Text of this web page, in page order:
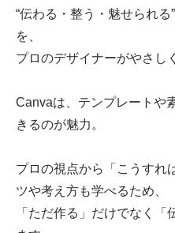
“伝わる・整う・魅せられ
を、
プロのデザイナーがやさし
Canvaは、テンプレートや
きるのが魅力。
プロの視点から「こうすれ
ツや考え方も学べるため、
「ただ作る」だけでなく「